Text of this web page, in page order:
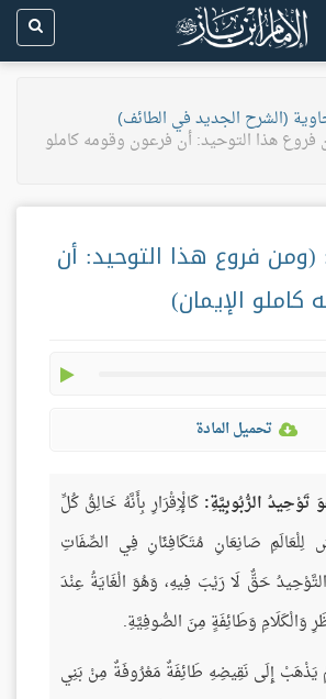
(الشرح الجديد في الطائف)
فروع هذا التوحيد: أن فرعون وقومه كاملو
(ومن فروع هذا التوحيد: أن
الإيمان)
تحميل المادة
تَوْحِيدُ الرُّبُوبِيَّةِ: كَالْإِقْرَارِ بِأَنَّهُ خَالِقُ كُلِّ
صَانِعَانِ مُتَكَافِئَانِ فِي الصِّفَاتِ
حَقٌّ لَا رَيْبَ فِيهِ، وَهُوَ الْغَايَةُ عِنْدَ
وَالْكَلَامِ وَطَائِفَةٍ مِنَ الصُّوفِيَّةِ.
يَذْهَبْ إِلَى نَقِيضِهِ طَائِفَةٌ مَعْرُوفَةٌ مِنْ بَنِي